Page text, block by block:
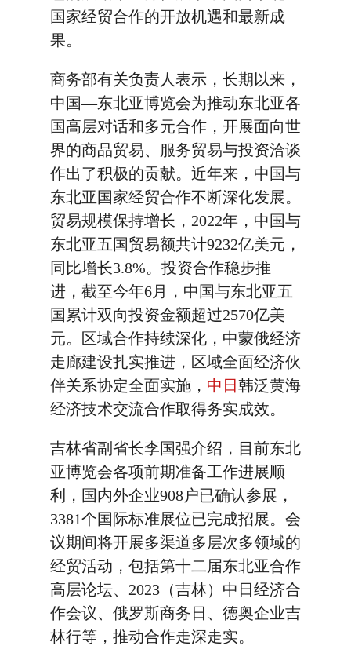
国家经贸合作的开放机遇和最新成
果。
商务部有关负责人表示，长期以来，
中国—东北亚博览会为推动东北亚各
国高层对话和多元合作，开展面向世
界的商品贸易、服务贸易与投资洽谈
作出了积极的贡献。近年来，中国与
东北亚国家经贸合作不断深化发展。
贸易规模保持增长，2022年，中国与
东北亚五国贸易额共计9232亿美元，
同比增长3.8%。投资合作稳步推
进，截至今年6月，中国与东北亚五
国累计双向投资金额超过2570亿美
元。区域合作持续深化，中蒙俄经济
走廊建设扎实推进，区域全面经济伙
伴关系协定全面实施， 中日 韩泛黄海
经济技术交流合作取得务实成效。
吉林省副省长李国强介绍，目前东北
亚博览会各项前期准备工作进展顺
利，国内外企业908户已确认参展，
3381个国际标准展位已完成招展。会
议期间将开展多渠道多层次多领域的
经贸活动，包括第十二届东北亚合作
高层论坛、2023（吉林）中日经济合
作会议、俄罗斯商务日、德奥企业吉
林行等，推动合作走深走实。